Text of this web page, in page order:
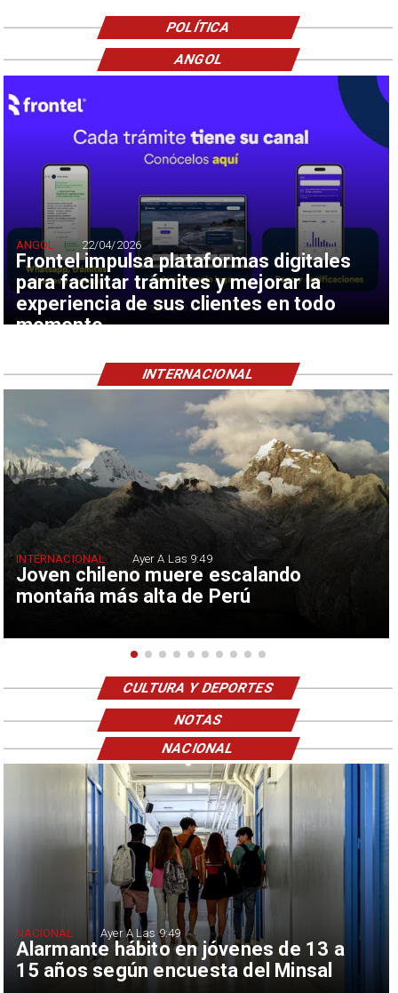
POLÍTICA
Frontel impulsa plataformas digitales
para facilitar trámites y mejorar la
experiencia de sus clientes en todo
momento
ANGOL 22/04/2026
ANGOL
Joven chileno muere escalando
montaña más alta de Perú
INTERNACIONAL Ayer A Las 9:49
INTERNACIONAL
CULTURA Y DEPORTES
NOTAS
Alarmante hábito en jóvenes de 13 a
15 años según encuesta del Minsal
NACIONAL Ayer A Las 9:49
NACIONAL